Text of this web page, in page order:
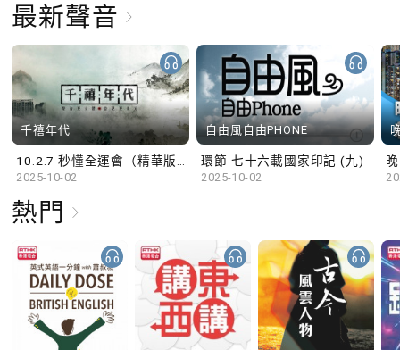
最新聲音
千禧年代
2025-10-02
自由風自由PHONE
環節 七十六載國家印記 (九)
2025-10-02
熱門